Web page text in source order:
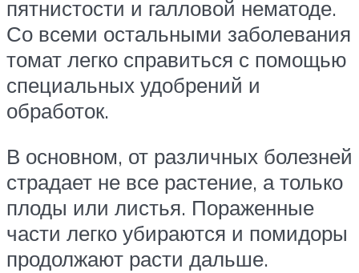
пятнистости и галловой нематоде.
Со всеми остальными заболевания
томат легко справиться с помощью
специальных удобрений и
обработок.
В основном, от различных болезней
страдает не все растение, а только
плоды или листья. Пораженные
части легко убираются и помидоры
продолжают расти дальше.